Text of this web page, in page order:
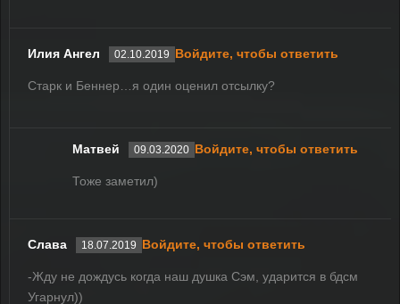
Илия Ангел 02.10.2019 Войдите, чтобы ответить
Старк и Беннер…я один оценил отсылку?
Матвей 09.03.2020 Войдите, чтобы ответить
Тоже заметил)
Слава 18.07.2019 Войдите, чтобы ответить
-Жду не дождусь когда наш душка Сэм, ударится в бдсм
Угарнул))